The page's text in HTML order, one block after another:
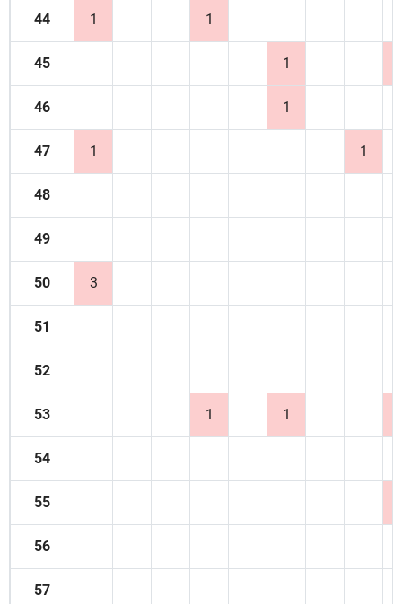
44 1 1
45 1
46 1
47 1 1
48
49
50 3
51
52
53 1 1
54
55
56
57